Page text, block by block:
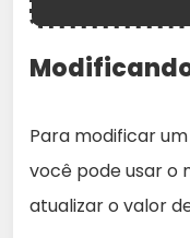
Para modificar
você pode usar o
atualizar o valor